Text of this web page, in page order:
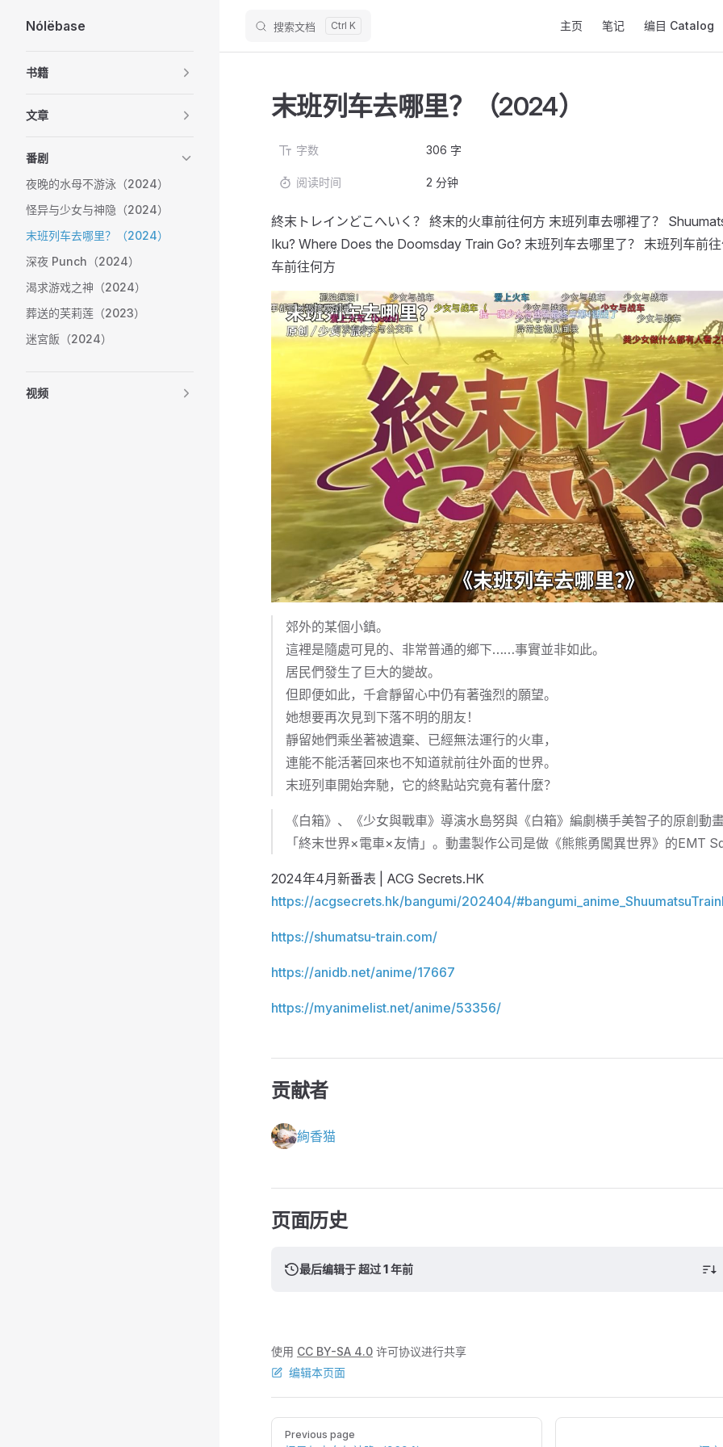
Skip to content
Nólëbase 搜索文档 主页 笔记 编目 Catalog
书籍
文章
番剧
夜晚的水母不游泳（2024）
怪异与少女与神隐（2024）
末班列车去哪里？（2024）
深夜 Punch（2024）
渴求游戏之神（2024）
葬送的芙莉莲（2023）
迷宮飯（2024）
视频
末班列车去哪里？（2024）
字数 306 字
阅读时间 2 分钟
終末トレインどこへいく？ 終末的火車前往何方 末班列車去哪裡了？
Iku? Where Does the Doomsday Train Go? 末班列车去哪里了？ 末班列车前
车前往何方
郊外的某個小鎮。
這裡是隨處可見的、非常普通的鄉下……事實並非如此。
居民們發生了巨大的變故。
但即便如此，千倉靜留心中仍有著強烈的願望。
她想要再次見到下落不明的朋友！
靜留她們乘坐著被遺棄、已經無法運行的火車，
連能不能活著回來也不知道就前往外面的世界。
末班列車開始奔馳，它的終點站究竟有著什麼？
《白箱》、《少女與戰車》導演水島努與《白箱》編劇横手美智子的原創動
「終末世界×電車×友情」。動畫製作公司是做《熊熊勇闖異世界》的EMT
2024年4月新番表 | ACG Secrets.HK
https://acgsecrets.hk/bangumi/202404/
https://shumatsu-train.com/
https://anidb.net/anime/17667
https://myanimelist.net/anime/53356/
贡献者
絢香猫
页面历史
最后编辑于 超过 1 年前
使用 CC BY-SA 4.0 许可协议进行共享
编辑本页面
PagerPrevious page